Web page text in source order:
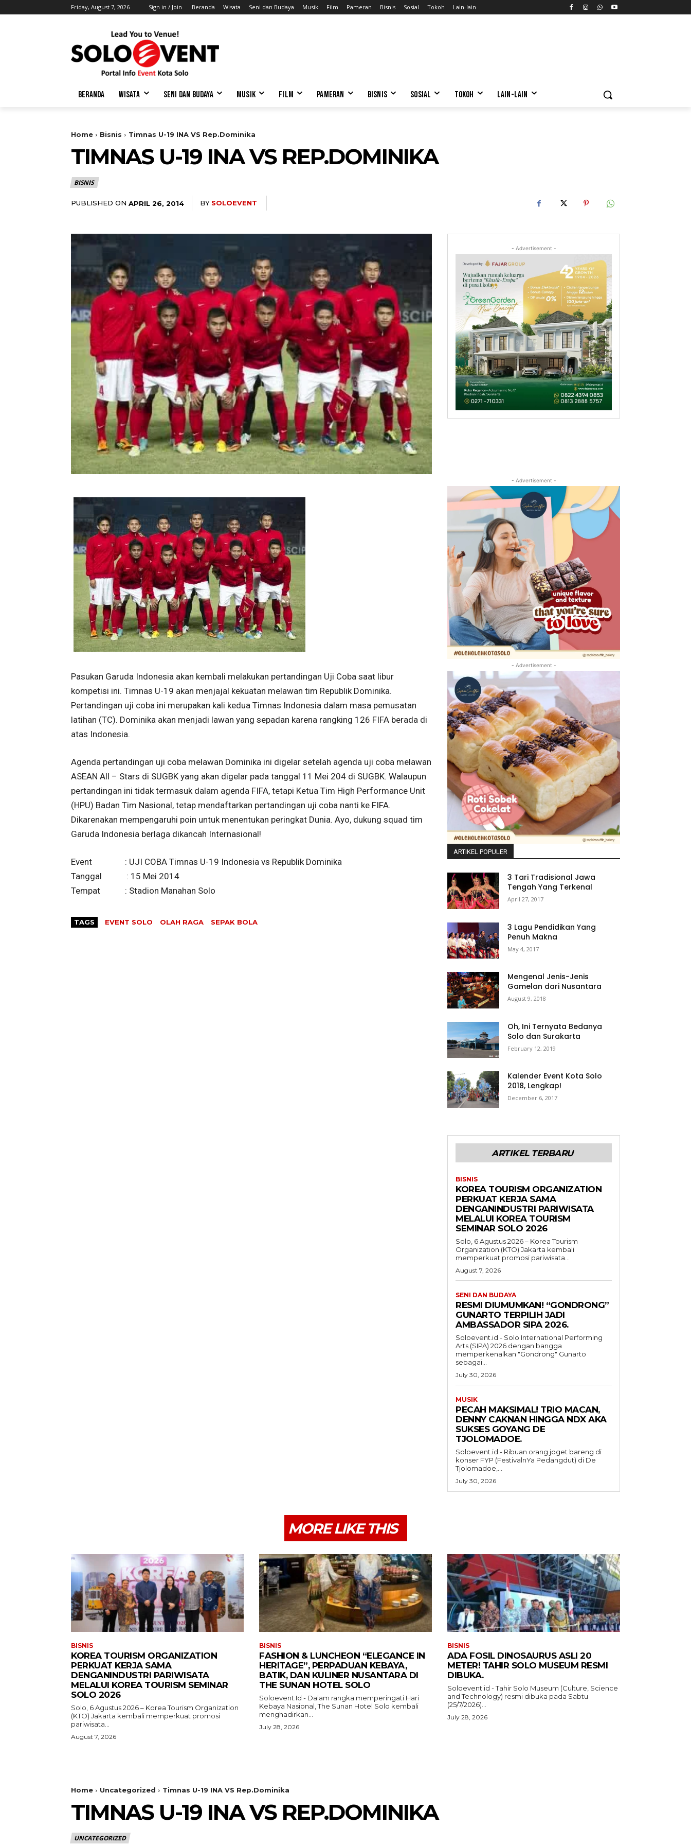
Friday, August 7, 2026 Sign in / Join Beranda Wisata Seni dan Budaya Musik Film Pameran Bisnis Sosial Tokoh Lain-lain
BERANDA WISATA SENI DAN BUDAYA MUSIK FILM PAMERAN BISNIS SOSIAL TOKOH LAIN-LAIN
Home Bisnis Timnas U-19 INA VS Rep.Dominika
TIMNAS U-19 INA VS REP.DOMINIKA
BISNIS
PUBLISHED ON APRIL 26, 2014 BY SOLOEVENT
- Advertisement -
Pasukan Garuda Indonesia akan kembali melakukan pertandingan Uji Coba saat libur
kompetisi ini. Timnas U-19 akan menjajal kekuatan melawan tim Republik Dominika.
Pertandingan uji coba ini merupakan kali kedua Timnas Indonesia dalam masa pemusatan
latihan (TC). Dominika akan menjadi lawan yang sepadan karena rangking 126 FIFA berada di
atas Indonesia.
Agenda pertandingan uji coba melawan Dominika ini digelar setelah agenda uji coba melawan
ASEAN All – Stars di SUGBK yang akan digelar pada tanggal 11 Mei 204 di SUGBK. Walaupun
pertandingan ini tidak termasuk dalam agenda FIFA, tetapi Ketua Tim High Performance Unit
(HPU) Badan Tim Nasional, tetap mendaftarkan pertandingan uji coba nanti ke FIFA.
Dikarenakan mempengaruhi poin untuk menentukan peringkat Dunia. Ayo, dukung squad tim
Garuda Indonesia berlaga dikancah Internasional!
Event : UJI COBA Timnas U-19 Indonesia vs Republik Dominika
Tanggal : 15 Mei 2014
Tempat : Stadion Manahan Solo
TAGS EVENT SOLO OLAH RAGA SEPAK BOLA
- Advertisement -
- Advertisement -
ARTIKEL POPULER
3 Tari Tradisional Jawa
Tengah Yang Terkenal
April 27, 2017
3 Lagu Pendidikan Yang
Penuh Makna
May 4, 2017
Mengenal Jenis-Jenis
Gamelan dari Nusantara
August 9, 2018
Oh, Ini Ternyata Bedanya
Solo dan Surakarta
February 12, 2019
Kalender Event Kota Solo
2018, Lengkap!
December 6, 2017
ARTIKEL TERBARU
BISNIS
KOREA TOURISM ORGANIZATION
PERKUAT KERJA SAMA
DENGANINDUSTRI PARIWISATA
MELALUI KOREA TOURISM
SEMINAR SOLO 2026
Solo, 6 Agustus 2026 – Korea Tourism
Organization (KTO) Jakarta kembali
memperkuat promosi pariwisata...
August 7, 2026
SENI DAN BUDAYA
RESMI DIUMUMKAN! “GONDRONG”
GUNARTO TERPILIH JADI
AMBASSADOR SIPA 2026.
Soloevent.id - Solo International Performing
Arts (SIPA) 2026 dengan bangga
memperkenalkan "Gondrong" Gunarto
sebagai...
July 30, 2026
MUSIK
PECAH MAKSIMAL! TRIO MACAN,
DENNY CAKNAN HINGGA NDX AKA
SUKSES GOYANG DE
TJOLOMADOE.
Soloevent.id - Ribuan orang joget bareng di
konser FYP (FestivalnYa Pedangdut) di De
Tjolomadoe,...
July 30, 2026
MORE LIKE THIS
BISNIS
KOREA TOURISM ORGANIZATION
PERKUAT KERJA SAMA
DENGANINDUSTRI PARIWISATA
MELALUI KOREA TOURISM SEMINAR
SOLO 2026
Solo, 6 Agustus 2026 – Korea Tourism Organization
(KTO) Jakarta kembali memperkuat promosi
pariwisata...
August 7, 2026
BISNIS
FASHION & LUNCHEON “ELEGANCE IN
HERITAGE”, PERPADUAN KEBAYA,
BATIK, DAN KULINER NUSANTARA DI
THE SUNAN HOTEL SOLO
Soloevent.Id - Dalam rangka memperingati Hari
Kebaya Nasional, The Sunan Hotel Solo kembali
menghadirkan...
July 28, 2026
BISNIS
ADA FOSIL DINOSAURUS ASLI 20
METER! TAHIR SOLO MUSEUM RESMI
DIBUKA.
Soloevent.id - Tahir Solo Museum (Culture, Science
and Technology) resmi dibuka pada Sabtu
(25/7/2026)...
July 28, 2026